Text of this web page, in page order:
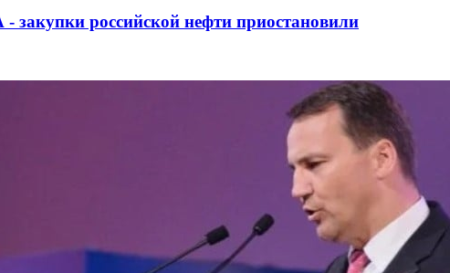
российской нефти приостановили